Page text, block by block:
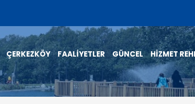
ÇERKEZKÖY FAALİYETLER GÜNCEL HİZMET